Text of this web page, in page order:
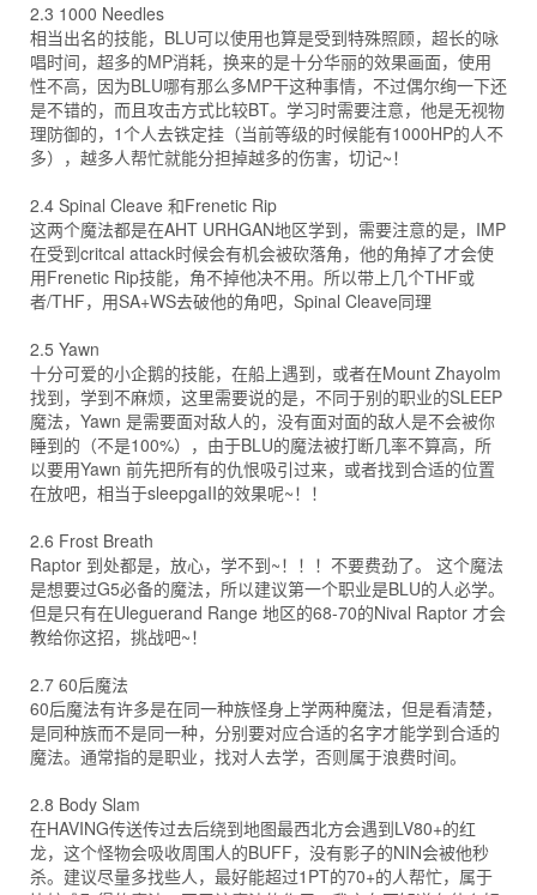
2.3 1000 Needles
相当出名的技能，BLU可以使用也算是受到特殊照顾，超长的咏
唱时间，超多的MP消耗，换来的是十分华丽的效果画面，使用
性不高，因为BLU哪有那么多MP干这种事情，不过偶尔绚一下还
是不错的，而且攻击方式比较BT。学习时需要注意，他是无视物
理防御的，1个人去铁定挂（当前等级的时候能有1000HP的人不
多），越多人帮忙就能分担掉越多的伤害，切记~！
2.4 Spinal Cleave 和Frenetic Rip
这两个魔法都是在AHT URHGAN地区学到，需要注意的是，IMP
在受到critcal attack时候会有机会被砍落角，他的角掉了才会使
用Frenetic Rip技能，角不掉他决不用。所以带上几个THF或
者/THF，用SA+WS去破他的角吧，Spinal Cleave同理
2.5 Yawn
十分可爱的小企鹅的技能，在船上遇到，或者在Mount Zhayolm
找到，学到不麻烦，这里需要说的是，不同于别的职业的SLEEP
魔法，Yawn 是需要面对敌人的，没有面对面的敌人是不会被你
睡到的（不是100%），由于BLU的魔法被打断几率不算高，所
以要用Yawn 前先把所有的仇恨吸引过来，或者找到合适的位置
在放吧，相当于sleepgaII的效果呢~！！
2.6 Frost Breath
Raptor 到处都是，放心，学不到~！！！不要费劲了。 这个魔法
是想要过G5必备的魔法，所以建议第一个职业是BLU的人必学。
但是只有在Uleguerand Range 地区的68-70的Nival Raptor 才会
教给你这招，挑战吧~！
2.7 60后魔法
60后魔法有许多是在同一种族怪身上学两种魔法，但是看清楚，
是同种族而不是同一种，分别要对应合适的名字才能学到合适的
魔法。通常指的是职业，找对人去学，否则属于浪费时间。
2.8 Body Slam
在HAVING传送传过去后绕到地图最西北方会遇到LV80+的红
龙，这个怪物会吸收周围人的BUFF，没有影子的NIN会被他秒
杀。建议尽量多找些人，最好能超过1PT的70+的人帮忙，属于